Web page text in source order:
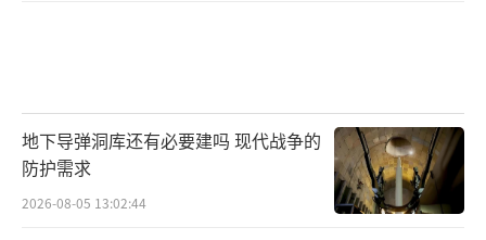
地下导弹洞库还有必要建吗 现代战争的
防护需求
2026-08-05 13:02:44